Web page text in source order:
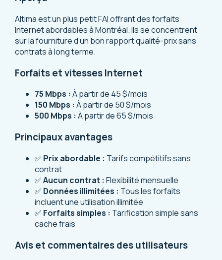
Altima est un plus petit FAI offrant des forfaits
Internet abordables à Montréal. Ils se concentrent
sur la fourniture d’un bon rapport qualité-prix sans
contrats à long terme.
Forfaits et vitesses Internet
75 Mbps : À partir de 45 $/mois
150 Mbps : À partir de 50 $/mois
500 Mbps : À partir de 65 $/mois
Principaux avantages
✅ Prix abordable : Tarifs compétitifs sans
contrat
✅Aucun contrat : Flexibilité mensuelle
✅ Données illimitées : Tous les forfaits
incluent une utilisation illimitée
✅ Forfaits simples : Tarification simple sans
cache frais
Avis et commentaires des utilisateurs